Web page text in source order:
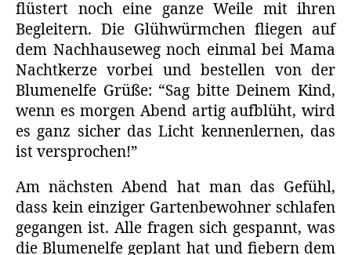
flüstert noch eine ganze Weile mit ihren
Begleitern. Die Glühwürmchen fliegen auf
dem Nachhauseweg noch einmal bei Mama
Nachtkerze vorbei und bestellen von der
Blumenelfe Grüße: “Sag bitte Deinem Kind,
wenn es morgen Abend artig aufblüht, wird
es ganz sicher das Licht kennenlernen, das
ist versprochen!”
Am nächsten Abend hat man das Gefühl,
dass kein einziger Gartenbewohner schlafen
gegangen ist. Alle fragen sich gespannt, was
die Blumenelfe geplant hat und fiebern dem